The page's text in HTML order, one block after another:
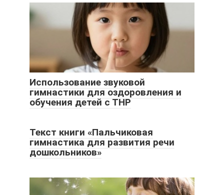
Использование звуковой
гимнастики для оздоровления и
обучения детей с ТНР
Текст книги «Пальчиковая
гимнастика для развития речи
дошкольников»